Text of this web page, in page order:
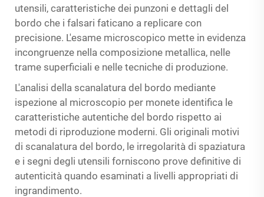
utensili, caratteristiche dei punzoni e dettagli del
bordo che i falsari faticano a replicare con
precisione. L'esame microscopico mette in evidenza
incongruenze nella composizione metallica, nelle
trame superficiali e nelle tecniche di produzione.
L'analisi della scanalatura del bordo mediante
ispezione al microscopio per monete identifica le
caratteristiche autentiche del bordo rispetto ai
metodi di riproduzione moderni. Gli originali motivi
di scanalatura del bordo, le irregolarità di spaziatura
e i segni degli utensili forniscono prove definitive di
autenticità quando esaminati a livelli appropriati di
ingrandimento.